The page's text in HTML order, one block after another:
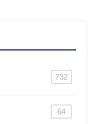
732
64